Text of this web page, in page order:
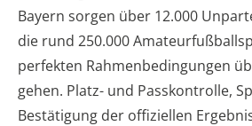
Bayern sorgen über 12.000
die rund 250.000
perfekten Rahmenbedingungen
gehen. Platz- und Passkontrolle,
Bestätigung der offiziellen